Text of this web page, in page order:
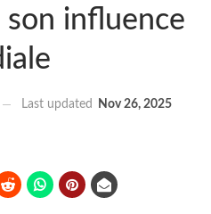
son influence
Last updated Nov 26, 2025